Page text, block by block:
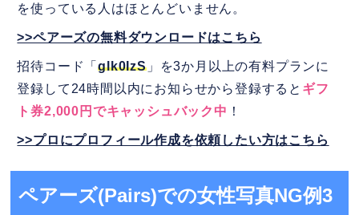
を使っている人はほとんどいません。
>>ペアーズの無料ダウンロードはこちら
招待コード「glk0IzS」を3か月以上の有料プランに
登録して24時間以内にお知らせから登録すると ギフ
ト券2,000円でキャッシュバック中 ！
>>プロにプロフィール作成を依頼したい方はこちら
ペアーズ(Pairs)での女性写真NG例3